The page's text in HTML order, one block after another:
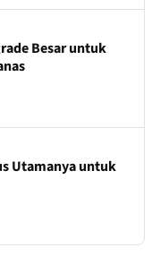
Besar untuk
Utamanya untuk